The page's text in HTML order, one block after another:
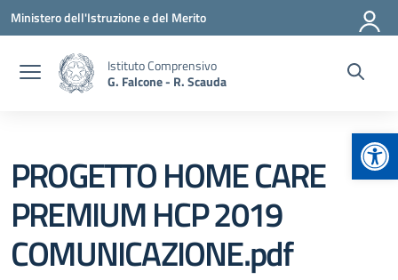
Vai ai contenuti
Vai al menu di navigazione
Vai al footer
Ministero dell'Istruzione e del Merito
Istituto Comprensivo
G. Falcone - R. Scauda
PROGETTO HOME CARE
PREMIUM HCP 2019
COMUNICAZIONE.pdf